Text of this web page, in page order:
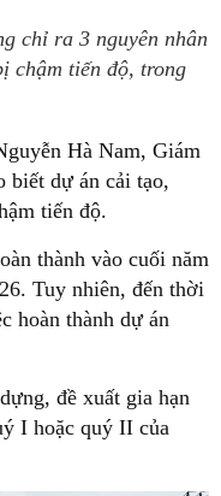
chỉ ra 3 nguyên nhân
chậm tiến độ, trong
Hà Nam, Giám
biết dự án cải tạo,
tiến độ.
thành vào cuối năm
Tuy nhiên, đến thời
hoàn thành dự án
đề xuất gia hạn
I hoặc quý II của